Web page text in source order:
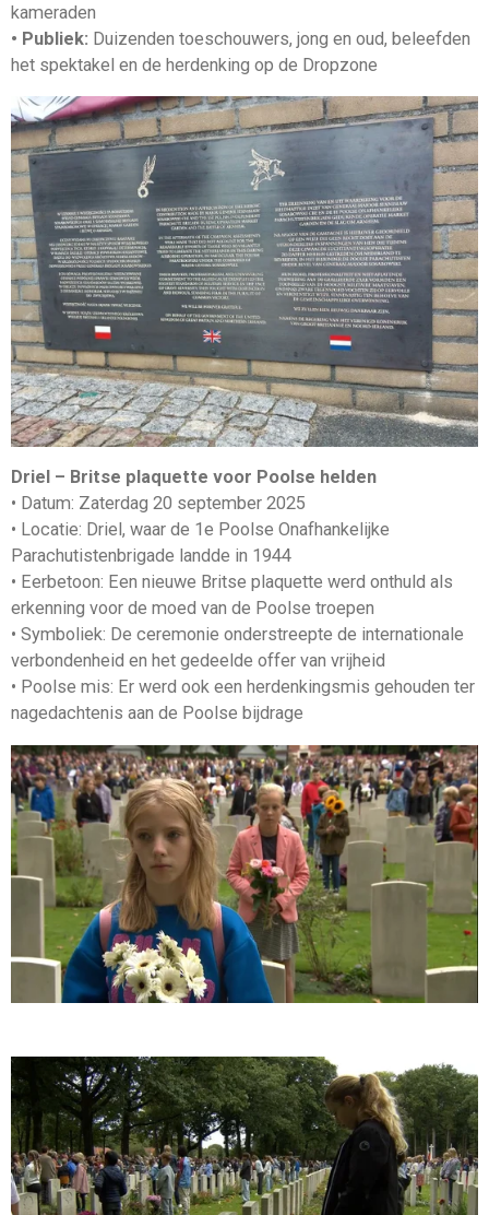
kameraden
• Publiek: Duizenden toeschouwers, jong en oud, beleefden
het spektakel en de herdenking op de Dropzone
Driel – Britse plaquette voor Poolse helden
• Datum: Zaterdag 20 september 2025
• Locatie: Driel, waar de 1e Poolse Onafhankelijke
Parachutistenbrigade landde in 1944
• Eerbetoon: Een nieuwe Britse plaquette werd onthuld als
erkenning voor de moed van de Poolse troepen
• Symboliek: De ceremonie onderstreepte de internationale
verbondenheid en het gedeelde offer van vrijheid
• Poolse mis: Er werd ook een herdenkingsmis gehouden ter
nagedachtenis aan de Poolse bijdrage